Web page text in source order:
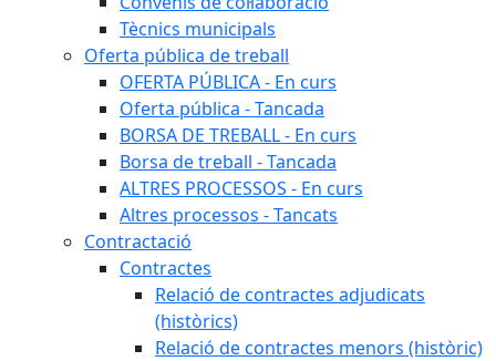
Tècnics municipals
Oferta pública de treball
OFERTA PÚBLICA - En curs
Oferta pública - Tancada
BORSA DE TREBALL - En curs
Borsa de treball - Tancada
ALTRES PROCESSOS - En curs
Altres processos - Tancats
Contractació
Contractes
Relació de contractes adjudicats
(històrics)
Relació de contractes menors (històric)